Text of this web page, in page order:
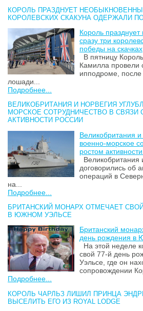
КОРОЛЬ ПРАЗДНУЕТ
КОРОЛЕВСКИХ СКАКУНА ОДЕРЖАЛИ
Король
сразу три
победы на скачках
В пятницу
Камилла провели
ипподроме, после
лошади...
Подробнее...
ВЕЛИКОБРИТАНИЯ И НОРВЕГИЯ
МОРСКОЕ СОТРУДНИЧЕСТВО В СВЯЗИ
АКТИВНОСТИ РОССИИ
Великобритания
военно-морское
ростом
Великобритания
договорились об
операций в
на...
Подробнее...
БРИТАНСКИЙ МОНАРХ ОТМЕЧАЕТ
В ЮЖНОМ УЭЛЬСЕ
Британский
день рождения в
На этой неделе
свой 77-й день
Уэльсе, где он
сопровождении
Подробнее...
КОРОЛЬ ЧАРЛЬЗ ЛИШИЛ ПРИНЦА
ВЫСЕЛИТЬ ЕГО ИЗ ROYAL LODGE